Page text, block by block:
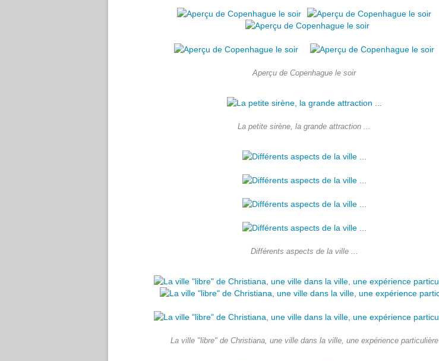
Aperçu de Copenhague le soir
La petite sirène, la grande attraction ...
Différents aspects de la ville ...
La ville "libre" de Christiana, une ville dans la ville, une expérience particulière